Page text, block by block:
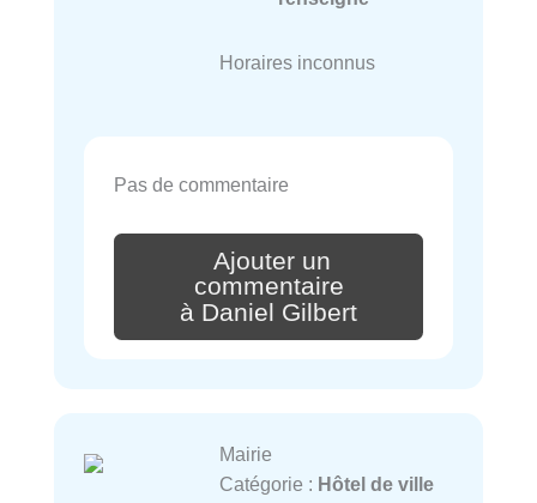
Horaires inconnus
Pas de commentaire
Ajouter un
commentaire
à Daniel Gilbert
Mairie
Catégorie : Hôtel de ville